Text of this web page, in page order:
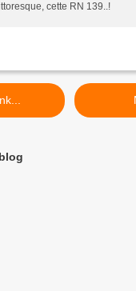
cette RN 139..!